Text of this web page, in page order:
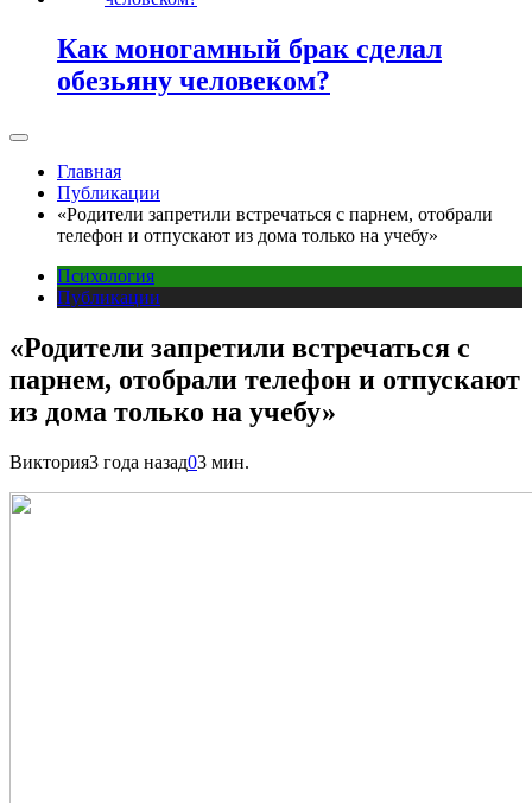
Как моногамный брак сделал
обезьяну человеком?
Главная
Публикации
«Родители запретили встречаться с парнем, отобрали
телефон и отпускают из дома только на учебу»
Психология
Публикации
«Родители запретили встречаться с
парнем, отобрали телефон и отпускают
из дома только на учебу»
Виктория3 года назад03 мин.